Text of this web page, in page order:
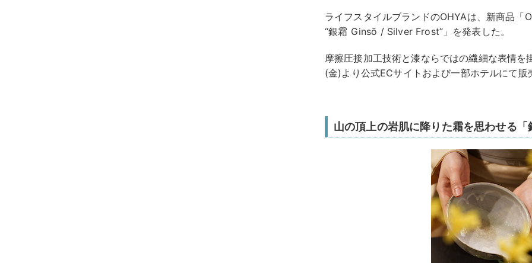
ライフスタイルブランドのOHYAは、新商品「
“銀霜 Ginsō / Silver Frost”」を発表した。
摩擦圧接加工技術と漆ならではの繊細な表情
(金)より公式ECサイトおよび一部ホテルにて販
山の頂上の岩肌に降りた霜を思わせる「